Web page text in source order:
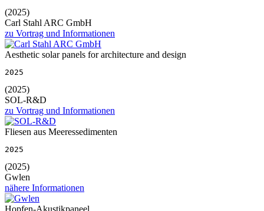
(2025)
Carl Stahl ARC GmbH
zu Vortrag und Informationen
Aesthetic solar panels for architecture and design
2025
(2025)
SOL-R&D
zu Vortrag und Informationen
Fliesen aus Meeressedimenten
2025
(2025)
Gwlen
nähere Informationen
Hopfen-Akustikpaneel